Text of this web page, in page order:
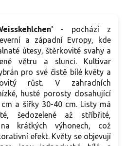
- pochází z
a západní Evropy, kde
útesy, štěrkovité svahy a
větru a slunci. Kultivar
pro své čistě bílé květy a
růst. V zahradních
husté porosty dosahující
a šířky 30-40 cm. Listy má
šedozelené až stříbřité,
krátkých výhonech, což
efekt. Květy se objevují